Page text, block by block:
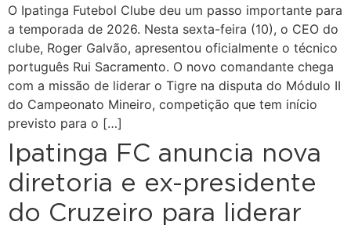
O Ipatinga Futebol Clube deu um passo importante para
a temporada de 2026. Nesta sexta-feira (10), o CEO do
clube, Roger Galvão, apresentou oficialmente o técnico
português Rui Sacramento. O novo comandante chega
com a missão de liderar o Tigre na disputa do Módulo II
do Campeonato Mineiro, competição que tem início
previsto para o […]
Ipatinga FC anuncia nova
diretoria e ex-presidente
do Cruzeiro para liderar